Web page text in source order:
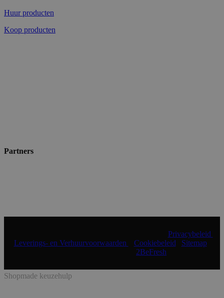
Huur producten
Koop producten
Partners
Privacybeleid
Leverings- en Verhuurvoorwaarden
Cookiebeleid Sitemap|
2BeFresh
Shopmade keuzehulp